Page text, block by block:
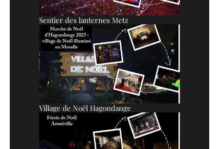
Sentier des lanternes Metz
Village de Noël Hagondange